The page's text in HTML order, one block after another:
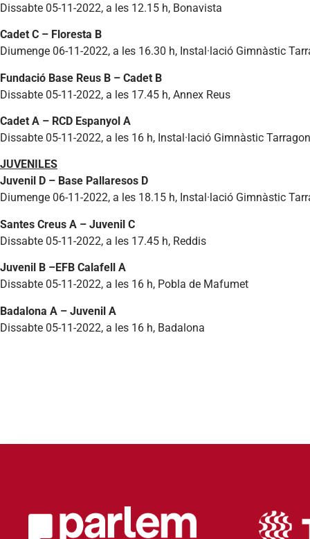
Dissabte 05-11-2022, a les 12.15 h, Bonavista
Cadet C – Floresta B
Diumenge 06-11-2022, a les 16.30 h, Instal·lació Gimnàstic
Fundació Base Reus B – Cadet B
Dissabte 05-11-2022, a les 17.45 h, Annex Reus
Cadet A – RCD Espanyol A
Dissabte 05-11-2022, a les 16 h, Instal·lació Gimnàstic
JUVENILES
Juvenil D – Base Pallaresos D
Diumenge 06-11-2022, a les 18.15 h, Instal·lació Gimnàstic
Santes Creus A – Juvenil C
Dissabte 05-11-2022, a les 17.45 h, Reddis
Juvenil B –EFB Calafell A
Dissabte 05-11-2022, a les 16 h, Pobla de Mafumet
Badalona A – Juvenil A
Dissabte 05-11-2022, a les 16 h, Badalona